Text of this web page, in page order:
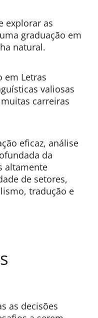
explorar as
graduação em
natural.
em Letras
valiosas
carreiras
eficaz, análise
da
altamente
de setores,
tradução e
as decisões